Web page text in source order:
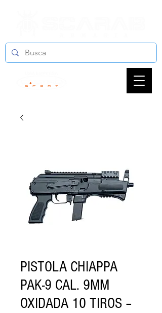
PISTOLA CHIAPPA
PAK-9 CAL. 9MM
OXIDADA 10 TIROS –